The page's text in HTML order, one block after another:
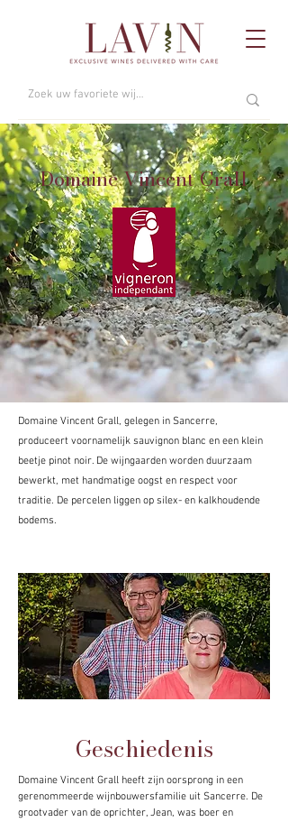
Domaine Vincent Grall
Domaine Vincent Grall, gelegen in Sancerre,
produceert voornamelijk sauvignon blanc en een klein
beetje pinot noir. De wijngaarden worden duurzaam
bewerkt, met handmatige oogst en respect voor
traditie. De percelen liggen op silex- en kalkhoudende
bodems.
Geschiedenis
Domaine Vincent Grall heeft zijn oorsprong in een
gerenommeerde wijnbouwersfamilie uit Sancerre. De
grootvader van de oprichter, Jean, was boer en